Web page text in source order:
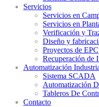
Servicios
Servicios en
Servicios en
Verificación y
Diseño y
Proyectos de EPC
Recuperación de
Automatización
Sistema SCADA
Automatización
Tableros De
Contacto